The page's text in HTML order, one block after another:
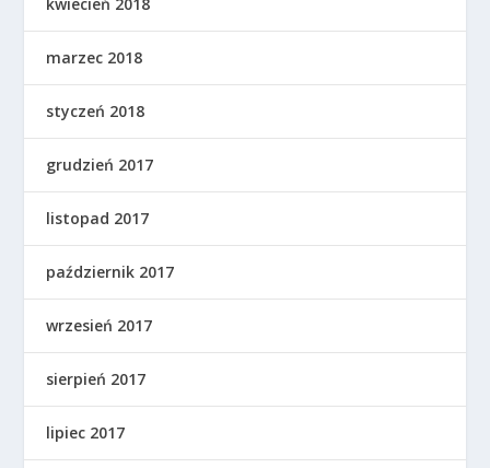
marzec 2018
styczeń 2018
grudzień 2017
listopad 2017
październik 2017
wrzesień 2017
sierpień 2017
lipiec 2017